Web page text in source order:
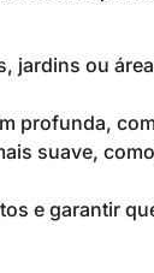
jardins ou
profunda,
suave,
e garantir